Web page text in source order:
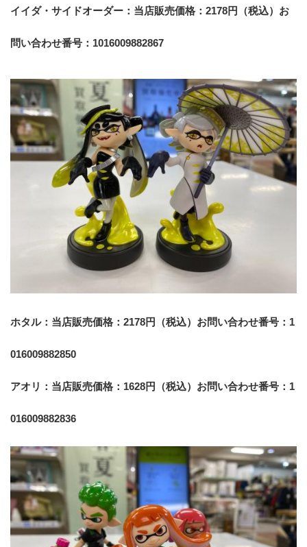
イイダ・サイドオーダー：当店販売価格：2178円（税込）お
問い合わせ番号：1016009882867
ホタル：当店販売価格：2178円（税込）お問い合わせ番号：1
016009882850
アオリ：当店販売価格：1628円（税込）お問い合わせ番号：1
016009882836